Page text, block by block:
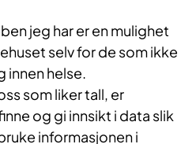
jeg har er en mulighet
selv for de som ikke
helse.
som liker tall, er
og gi innsikt i data slik
informasjonen i